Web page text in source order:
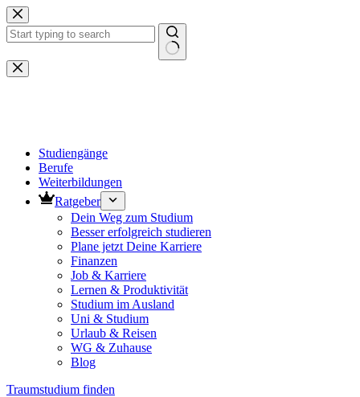
Zum
Inhalt
springen
Keine
Ergebnisse
Studiengänge
Berufe
Weiterbildungen
Ratgeber
Dein Weg zum Studium
Besser erfolgreich studieren
Plane jetzt Deine Karriere
Finanzen
Job & Karriere
Lernen & Produktivität
Studium im Ausland
Uni & Studium
Urlaub & Reisen
WG & Zuhause
Blog
Traumstudium finden